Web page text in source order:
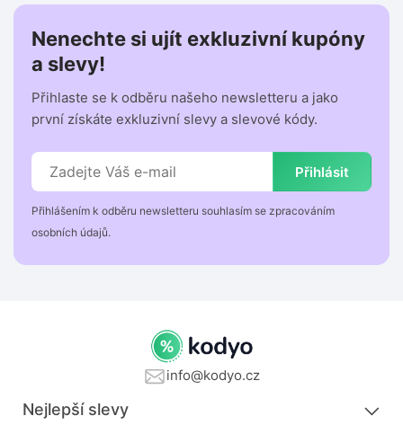
Nenechte si ujít exkluzivní kupóny
a slevy!
Přihlaste se k odběru našeho newsletteru a jako
první získáte exkluzivní slevy a slevové kódy.
Přihlásit
Přihlášením k odběru newsletteru souhlasím se zpracováním
osobních údajů.
info@kodyo.cz
Nejlepší slevy